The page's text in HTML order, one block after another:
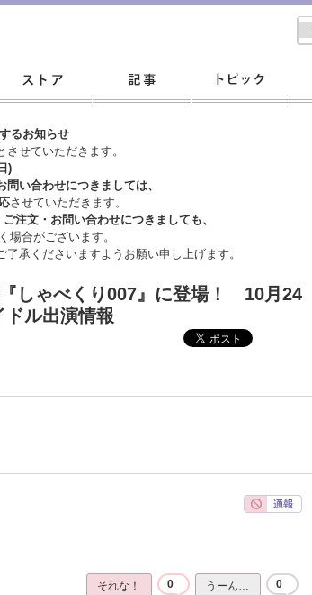
るお知らせ
せていただきます。
)
い合わせにつきましては、
させていただきます。
注文・ お問い合わせにつきましても、
場合がございます。
了承くださいますようお願い申し上げます。
しゃべくり007』に登場！ 10月24
ドル出演情報
それな！ 0 うーん… 0